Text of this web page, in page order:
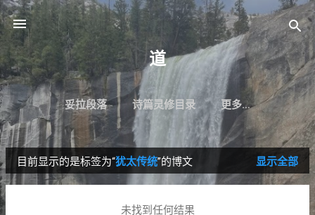
跳至主要内容
道
妥拉段落 诗篇灵修目录 更多…
博
目前显示的是标签为“犹太传统”的博文 显示全部
未找到任何结果